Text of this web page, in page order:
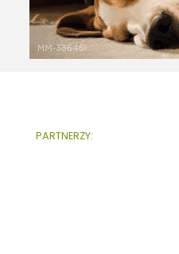
PARTNERZY: